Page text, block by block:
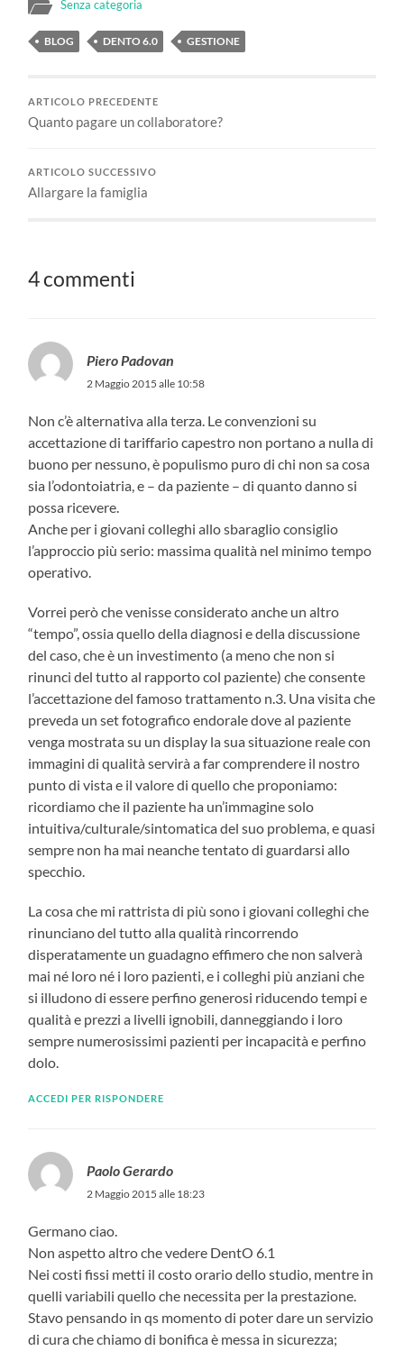
Senza categoria
BLOG DENTO 6.0 GESTIONE
ARTICOLO PRECEDENTE
Quanto pagare un collaboratore?
ARTICOLO SUCCESSIVO
Allargare la famiglia
4 commenti
Piero Padovan
2 Maggio 2015 alle 10:58
Non c’è alternativa alla terza. Le convenzioni su
accettazione di tariffario capestro non portano a nulla di
buono per nessuno, è populismo puro di chi non sa cosa
sia l’odontoiatria, e – da paziente – di quanto danno si
possa ricevere.
Anche per i giovani colleghi allo sbaraglio consiglio
l’approccio più serio: massima qualità nel minimo tempo
operativo.
Vorrei però che venisse considerato anche un altro
“tempo”, ossia quello della diagnosi e della discussione
del caso, che è un investimento (a meno che non si
rinunci del tutto al rapporto col paziente) che consente
l’accettazione del famoso trattamento n.3. Una visita che
preveda un set fotografico endorale dove al paziente
venga mostrata su un display la sua situazione reale con
immagini di qualità servirà a far comprendere il nostro
punto di vista e il valore di quello che proponiamo:
ricordiamo che il paziente ha un’immagine solo
intuitiva/culturale/sintomatica del suo problema, e quasi
sempre non ha mai neanche tentato di guardarsi allo
specchio.
La cosa che mi rattrista di più sono i giovani colleghi che
rinunciano del tutto alla qualità rincorrendo
disperatamente un guadagno effimero che non salverà
mai né loro né i loro pazienti, e i colleghi più anziani che
si illudono di essere perfino generosi riducendo tempi e
qualità e prezzi a livelli ignobili, danneggiando i loro
sempre numerosissimi pazienti per incapacità e perfino
dolo.
ACCEDI PER RISPONDERE
Paolo Gerardo
2 Maggio 2015 alle 18:23
Germano ciao.
Non aspetto altro che vedere DentO 6.1
Nei costi fissi metti il costo orario dello studio, mentre in
quelli variabili quello che necessita per la prestazione.
Stavo pensando in qs momento di poter dare un servizio
di cura che chiamo di bonifica è messa in sicurezza;